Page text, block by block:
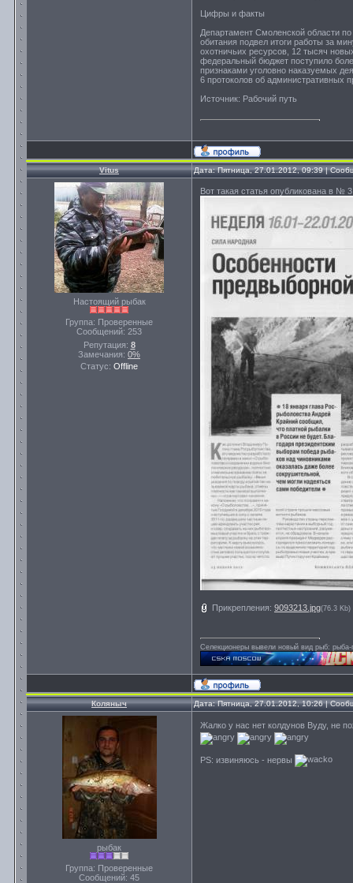
Цифры и факты
Департамент Смоленской области
обитания подвел итоги работы за
охотничьих ресурсов, 12 тысяч
федеральный бюджет поступило
признаками уголовно наказуемых
6 протоколов об административных
Источник: Рабочий путь
Vitus Дата: Пятница, 27.01.2012, 09:39 |
Настоящий рыбак
Группа: Проверенные
Сообщений: 253
Репутация: 8
Замечания: 0%
Статус: Offline
Вот такая статья опубликована в №
Прикрепления: 9093213.jpg(76.3 Kb)
Селекционеры вывели новый вид рыб:
Коляныч Дата: Пятница, 27.01.2012, 10:26 |
рыбак
Группа: Проверенные
Сообщений: 45
Жалко у нас нет колдунов Вуду, не
PS: извиняюсь - нервы